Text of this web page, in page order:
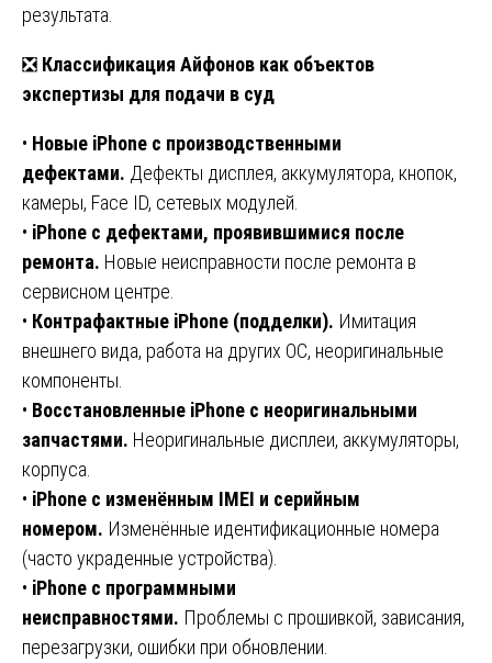
результата.
❎ Классификация Айфонов как объектов
экспертизы для подачи в суд
• Новые iPhone с производственными
дефектами. Дефекты дисплея, аккумулятора, кнопок,
камеры, Face ID, сетевых модулей.
• iPhone с дефектами, проявившимися после
ремонта. Новые неисправности после ремонта в
сервисном центре.
• Контрафактные iPhone (подделки). Имитация
внешнего вида, работа на других ОС, неоригинальные
компоненты.
• Восстановленные iPhone с неоригинальными
запчастями. Неоригинальные дисплеи, аккумуляторы,
корпуса.
• iPhone с изменённым IMEI и серийным
номером. Изменённые идентификационные номера
(часто украденные устройства).
• iPhone с программными
неисправностями. Проблемы с прошивкой, зависания,
перезагрузки, ошибки при обновлении.